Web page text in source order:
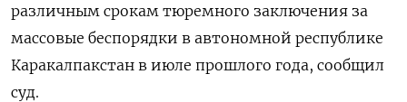
различным срокам тюремного заключения за
массовые беспорядки в автономной республике
Каракалпакстан в июле прошлого года, сообщил
суд.